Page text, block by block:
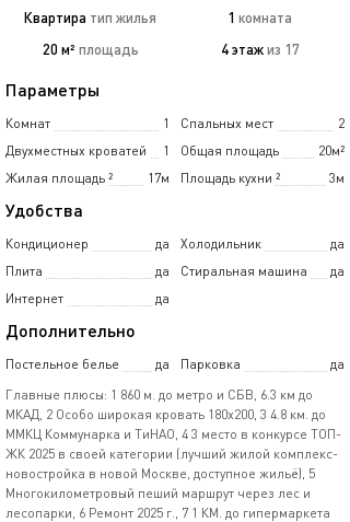
Квартира тип жилья 1 комната
20 м² площадь 4 этаж из 17
Параметры
Комнат 1 Спальных мест
2
Двухместных кроватей
1 Общая площадь
20м²
Жилая площадь
17м
² Площадь кухни 3м
²
Удобства
Кондиционер да Холодильник
да
Плита
да Стиральная машина
да
Интернет
да
Дополнительно
Постельное белье да Парковка
да
Главные плюсы: 1 860 м. до метро и СБВ, 6.3 км до
МКАД, 2 Особо широкая кровать 180x200, 3 4.8 км. до
ММКЦ Коммунарка и ТиНАО, 4 3 место в конкурсе ТОП-
ЖК 2025 в своей категории (лучший жилой комплекс-
новостройка в новой Москве, доступное жильё), 5
Многокилометровый пеший маршрут через лес и
лесопарки, 6 Ремонт 2025 г., 7 1 КМ. до гипермаркета